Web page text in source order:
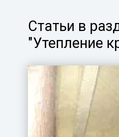
Статьи в
"Утепление